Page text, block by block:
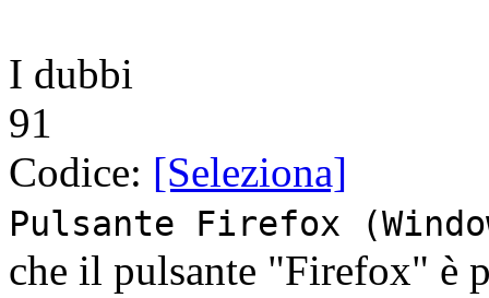
I dubbi
91
Codice: [Seleziona]
Pulsante Firefox
che il pulsante "Firefox" è